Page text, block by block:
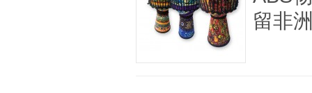
留非